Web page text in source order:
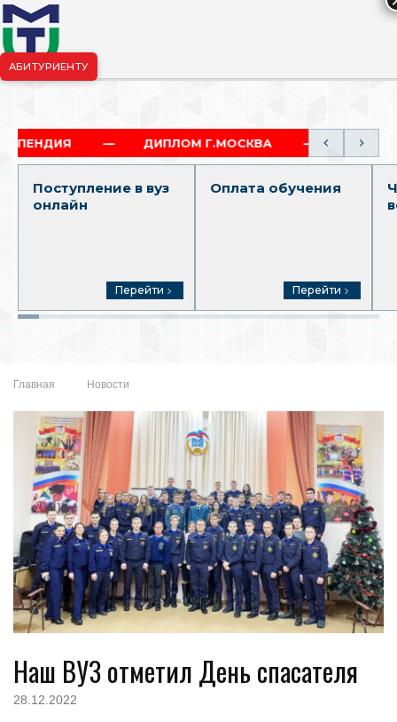
АБИТУРИЕНТУ
ДИПЛОМ Г.МОСКВА ПОЛНЫЙ
Поступление в вуз
онлайн
Перейти
Оплата обучения
Перейти
Главная Новости
Наш ВУЗ отметил День спасателя
28.12.2022